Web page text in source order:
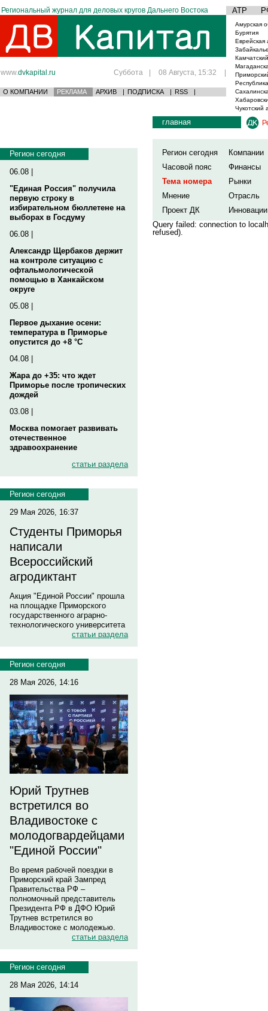
Региональный журнал для деловых кругов Дальнего Востока АТР
www.dvkapital.ru Суббота | 08 Августа, 15:32 |
О КОМПАНИИ РЕКЛАМА АРХИВ | ПОДПИСКА | RSS |
Амурская
Бурятия
Еврейская
Чукотский
Регион сегодня
06.08 |
"Единая Россия" получила
первую строку в
избирательном бюллетене на
выборах в Госдуму
06.08 |
Александр Щербаков держит
на контроле ситуацию с
офтальмологической
помощью в Ханкайском
округе
05.08 |
Первое дыхание осени:
температура в Приморье
опустится до +8 °C
04.08 |
Жара до +35: что ждет
Приморье после тропических
дождей
03.08 |
Москва помогает развивать
отечественное
здравоохранение
статьи раздела
Регион сегодня
29 Мая 2026, 16:37
Студенты Приморья
написали
Всероссийский
агродиктант
Акция "Единой России" прошла
на площадке Приморского
государственного аграрно-
технологического университета
статьи раздела
Регион сегодня
28 Мая 2026, 14:16
Юрий Трутнев
встретился во
Владивостоке с
молодогвардейцами
"Единой России"
Во время рабочей поездки в
Приморский край Зампред
Правительства РФ –
полномочный представитель
Президента РФ в ДФО Юрий
Трутнев встретился во
Владивостоке с молодежью.
статьи раздела
Регион сегодня
28 Мая 2026, 14:14
главная
Регион сегодня
Компании
Часовой пояс
Финансы
Тема номера
Рынки
Мнение
Отрасль
Проект ДК
Инновации
Query failed: connection to
refused).